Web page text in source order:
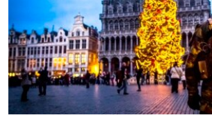
АЗАТТЫК+
ЫҢГАЙСЫЗ СУРООЛОР
ЭЕ/АРнун бардык сайттары